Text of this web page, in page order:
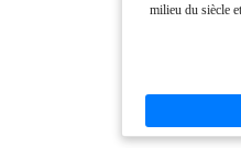
milieu du siècle
salon. Elle
élégant de
RANGEMENT
: Profitez d'un